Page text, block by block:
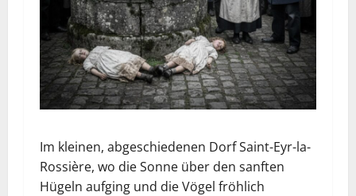
Im kleinen, abgeschiedenen Dorf Saint-Eyr-la-
Rossière, wo die Sonne über den sanften
Hügeln aufging und die Vögel fröhlich